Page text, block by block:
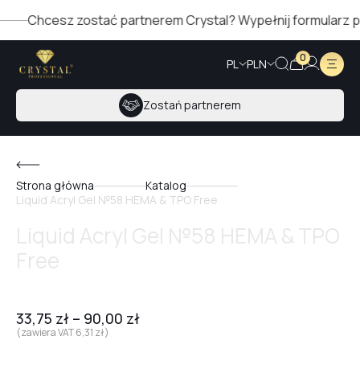
Chcesz zostać partnerem Crystal? Wypełnij formularz po
PL PLN 0
Zostań partnerem
Strona główna
Katalog
Liquid Acryl Gel №58 HEMA & TPO Free
33,75 zł – 90,00 zł
(zawiera VAT6,31 zł)